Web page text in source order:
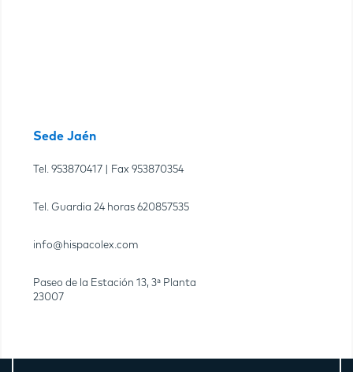
Sede Jaén
Tel. 953870417 | Fax 953870354
Tel. Guardia 24 horas 620857535
info@hispacolex.com
Paseo de la Estación 13, 3ª Planta
23007